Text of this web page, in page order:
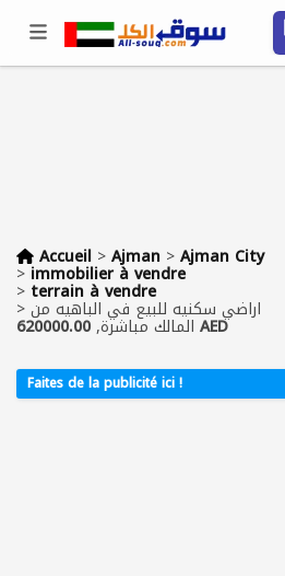
Accueil >Ajman >Ajman City
> immobilier à vendre
> terrain à vendre
>اراضي سكنيه للبيع في الباهيه من
المالك مباشرة, 620000.00 AED
Faites de la publicité ici !